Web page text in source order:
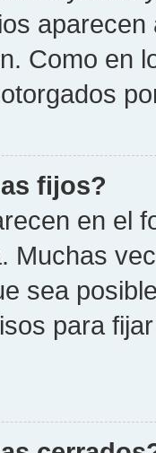
Como en
fijos?
en el
Muchas
sea
para